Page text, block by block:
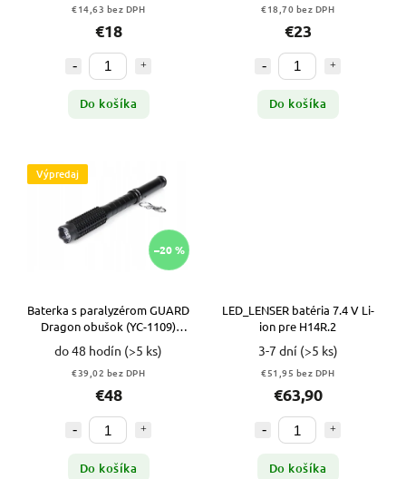
€14,63 bez DPH
€18
Do košíka
€18,70 bez DPH
€23
Do košíka
Výpredaj
–20 %
Baterka s paralyzérom GUARD
Dragon obušok (YC-1109)
VYPR
do 48 hodín (>5 ks)
€39,02 bez DPH
€48
Do košíka
LED_LENSER batéria 7.4 V Li-
ion pre H14R.2
3-7 dní (>5 ks)
€51,95 bez DPH
€63,90
Do košíka